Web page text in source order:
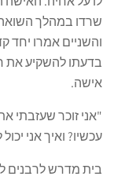
שרדו במהלך
והשניים אמרו יחד
בדעתו להשקיע את
אישה.
"אני זוכר שעזבתי
עכשיו? ואיך אני
בית מדרש לרבנים